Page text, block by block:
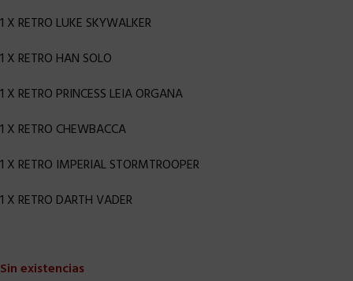
1 X RETRO LUKE SKYWALKER
1 X RETRO HAN SOLO
1 X RETRO PRINCESS LEIA ORGANA
1 X RETRO CHEWBACCA
1 X RETRO IMPERIAL STORMTROOPER
1 X RETRO DARTH VADER
Sin existencias